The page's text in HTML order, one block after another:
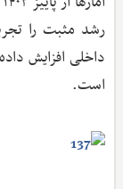
رشد مثبت را
داخلی افزایش
است.